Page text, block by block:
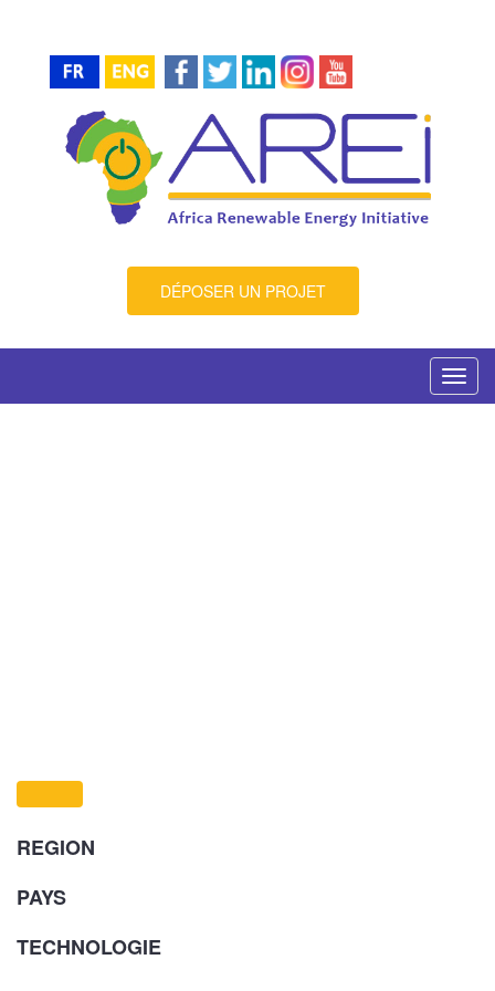
DÉPOSER UN PROJET
REGION
PAYS
TECHNOLOGIE